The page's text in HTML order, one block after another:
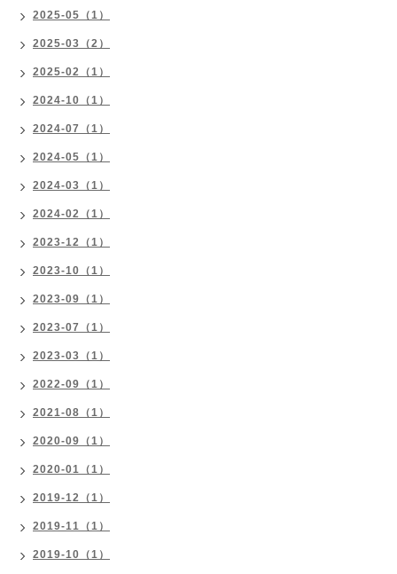
2025-05（1）
2025-03（2）
2025-02（1）
2024-10（1）
2024-07（1）
2024-05（1）
2024-03（1）
2024-02（1）
2023-12（1）
2023-10（1）
2023-09（1）
2023-07（1）
2023-03（1）
2022-09（1）
2021-08（1）
2020-09（1）
2020-01（1）
2019-12（1）
2019-11（1）
2019-10（1）